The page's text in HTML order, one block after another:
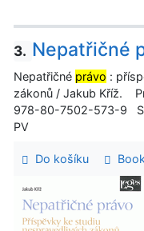
3. Nepatřičné
Nepatřičné právo :
zákonů / Jakub Kříž.
978-80-7502-573-9
PV
Do košíku